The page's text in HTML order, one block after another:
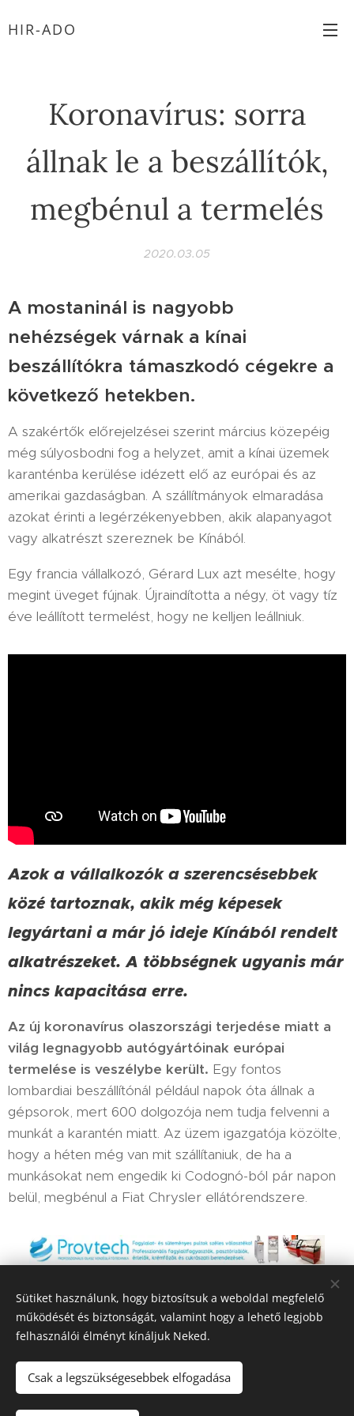
HIR-ADO
Koronavírus: sorra
állnak le a beszállítók,
megbénul a termelés
2020.03.05
A mostaninál is nagyobb
nehézségek várnak a kínai
beszállítókra támaszkodó cégekre a
következő hetekben.
A szakértők előrejelzései szerint március közepéig
még súlyosbodni fog a helyzet, amit a kínai üzemek
karanténba kerülése idézett elő az európai és az
amerikai gazdaságban. A szállítmányok elmaradása
azokat érinti a legérzékenyebben, akik alapanyagot
vagy alkatrészt szereznek be Kínából.
Egy francia vállalkozó, Gérard Lux azt mesélte, hogy
megint üveget fújnak. Újraindította a négy, öt vagy tíz
éve leállított termelést, hogy ne kelljen leállniuk.
Azok a vállalkozók a szerencsésebbek
közé tartoznak, akik még képesek
legyártani a már jó ideje Kínából rendelt
alkatrészeket. A többségnek ugyanis már
nincs kapacitása erre.
Az új koronavírus olaszországi terjedése miatt a
világ legnagyobb autógyártóinak európai
termelése is veszélybe került. Egy fontos
lombardiai beszállítónál például napok óta állnak a
gépsorok, mert 600 dolgozója nem tudja felvenni a
munkát a karantén miatt. Az üzem igazgatója közölte,
hogy a héten még van mit szállítaniuk, de ha a
munkásokat nem engedik ki Codognó-ból pár napon
belül, megbénul a Fiat Chrysler ellátórendszere.
Share
Sütiket használunk, hogy biztosítsuk a weboldal megfelelő
működését és biztonságát, valamint hogy a lehető legjobb
felhasználói élményt kínáljuk Neked.
Csak a legszükségesebbek elfogadása